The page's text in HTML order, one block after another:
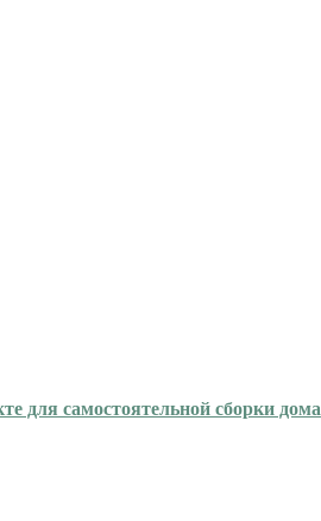
для самостоятельной сборки дома